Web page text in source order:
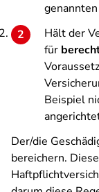
Hält der
für
Beispiel
Der/die
bereichern.